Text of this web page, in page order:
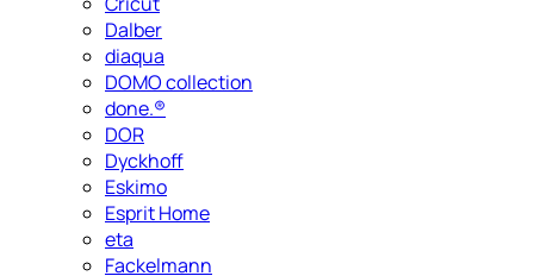
Dalber
diaqua
DOMO collection
done.®
DOR
Dyckhoff
Eskimo
Esprit Home
eta
Fackelmann